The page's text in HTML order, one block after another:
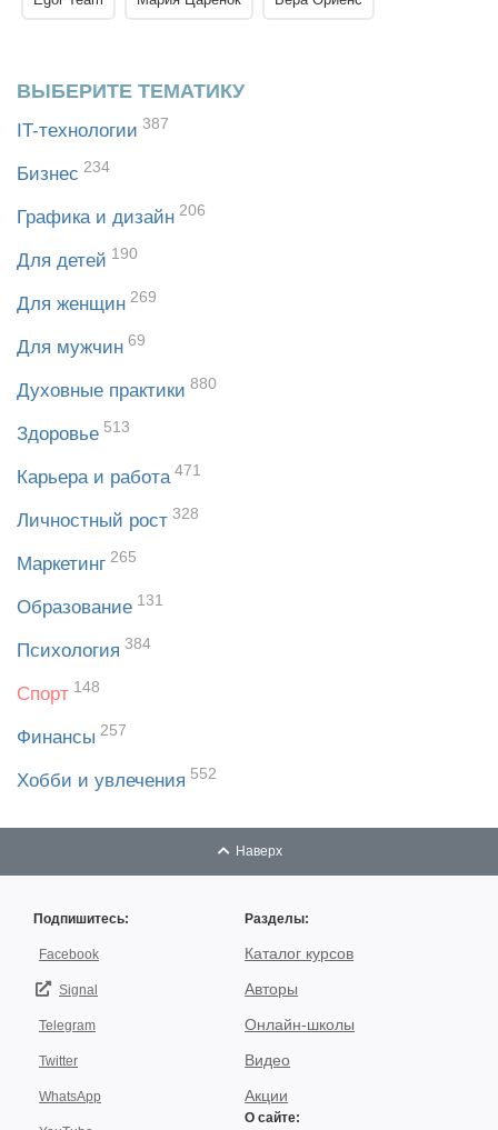
ВЫБЕРИТЕ ТЕМАТИКУ
IT-технологии 387
Бизнес 234
Графика и дизайн 206
Для детей 190
Для женщин 269
Для мужчин 69
Духовные практики 880
Здоровье 513
Карьера и работа 471
Личностный рост 328
Маркетинг 265
Образование 131
Психология 384
Спорт 148
Финансы 257
Хобби и увлечения 552
Наверх
Подпишитесь:
Facebook
Signal
Telegram
Twitter
WhatsApp
Разделы:
Каталог курсов
Авторы
Онлайн-школы
Видео
Акции
О сайте: